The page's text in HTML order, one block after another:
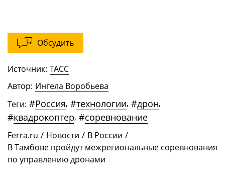
Обсудить
Источник: ТАСС
Автор: Ингела Воробьева
Теги: #Россия, #технологии, #дрон,
#квадрокоптер, #соревнование
Ferra.ru / Новости / В России /
В Тамбове пройдут межрегиональные соревнования
по управлению дронами